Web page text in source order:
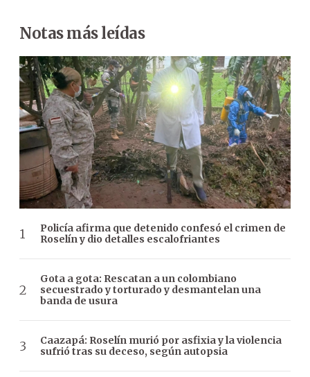
Notas más leídas
Policía afirma que detenido confesó el crimen de
Roselín y dio detalles escalofriantes
Gota a gota: Rescatan a un colombiano
secuestrado y torturado y desmantelan una
banda de usura
Caazapá: Roselín murió por asfixia y la violencia
sufrió tras su deceso, según autopsia